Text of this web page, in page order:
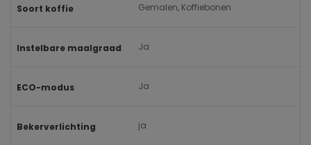
Soort koffie Gemalen, Koffiebonen
Instelbare maalgraad Ja
ECO-modus Ja
Bekerverlichting ja